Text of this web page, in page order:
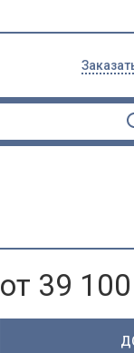
от 39 100